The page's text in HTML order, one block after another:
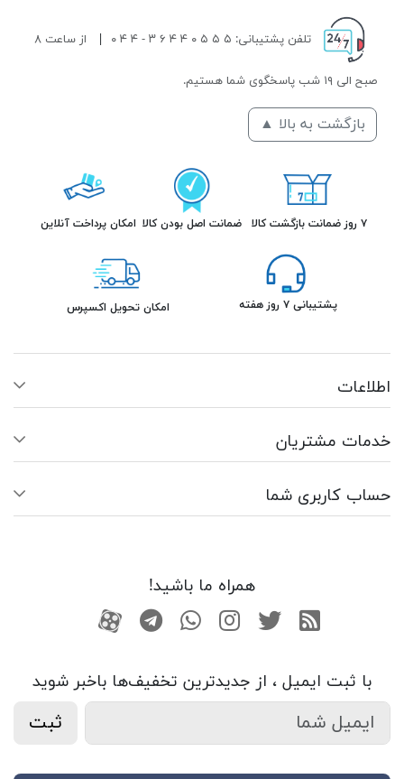
تلفن پشتیبانی: ۵ ۵ ۵ ۰ ۴ ۴ ۶ ۳ - ۴ ۴ ۰ از ساعت ۸
صبح الی ۱۹ شب پاسخگوی شما هستیم.
بازگشت به بالا ▲
۷ روز ضمانت بازگشت کالا ضمانت اصل بودن کالا امکان پرداخت آنلاین
پشتیبانی ۷ روز هفته امکان تحویل اکسپرس
اطلاعات
خدمات مشتریان
حساب کاربری شما
همراه ما باشید!
RSS توییتراینستاگرام
واتساپتلگرامآپارات
با ثبت ایمیل ، از جدید‌ترین تخفیف‌ها با‌خبر شوید
ثبت